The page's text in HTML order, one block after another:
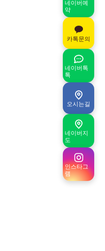
네이버예
약
카톡문의
네이버톡
톡
오시는길
네이버지
도
인스타그
램